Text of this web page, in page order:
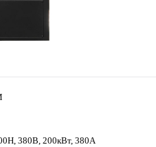
380В, 200кВт, 380А